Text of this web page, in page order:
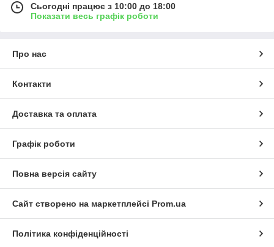
Сьогодні працює з 10:00 до 18:00
Показати весь графік роботи
Про нас
Контакти
Доставка та оплата
Графік роботи
Повна версія сайту
Сайт створено на маркетплейсі Prom.ua
Політика конфіденційності